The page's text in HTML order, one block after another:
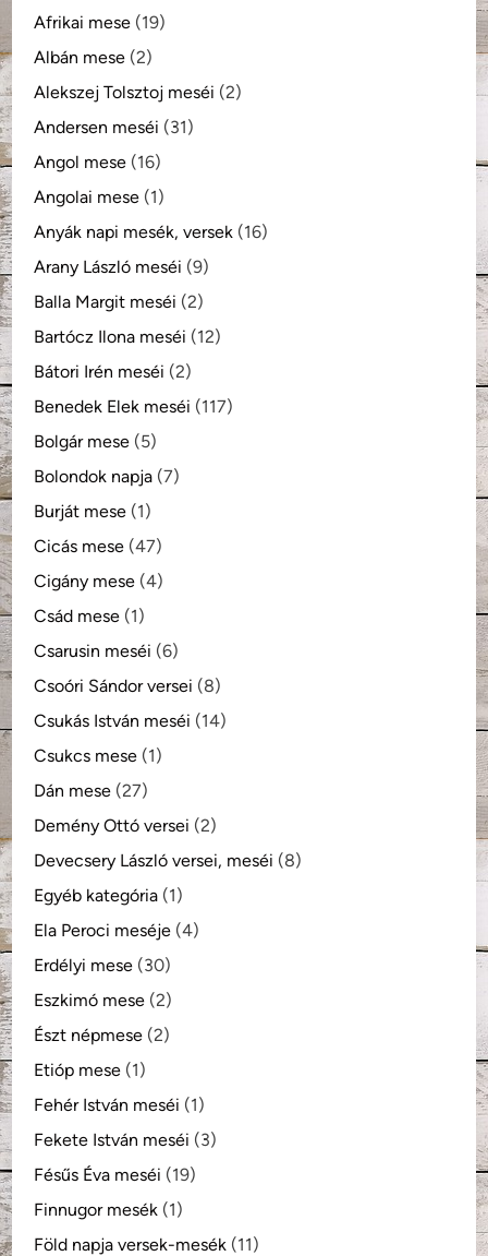
Afrikai mese (19)
Albán mese (2)
Alekszej Tolsztoj meséi (2)
Andersen meséi (31)
Angol mese (16)
Angolai mese (1)
Anyák napi mesék, versek (16)
Arany László meséi (9)
Balla Margit meséi (2)
Bartócz Ilona meséi (12)
Bátori Irén meséi (2)
Benedek Elek meséi (117)
Bolgár mese (5)
Bolondok napja (7)
Burját mese (1)
Cicás mese (47)
Cigány mese (4)
Csád mese (1)
Csarusin meséi (6)
Csoóri Sándor versei (8)
Csukás István meséi (14)
Csukcs mese (1)
Dán mese (27)
Demény Ottó versei (2)
Devecsery László versei, meséi (8)
Egyéb kategória (1)
Ela Peroci meséje (4)
Erdélyi mese (30)
Eszkimó mese (2)
Észt népmese (2)
Etióp mese (1)
Fehér István meséi (1)
Fekete István meséi (3)
Fésűs Éva meséi (19)
Finnugor mesék (1)
Föld napja versek-mesék (11)